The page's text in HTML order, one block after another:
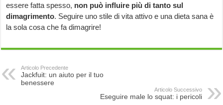
essere fatta spesso, non può influire più di tanto sul
dimagrimento. Seguire uno stile di vita attivo e una dieta sana è
la sola cosa che fa dimagrire!
Articolo Precedente
Jackfuit: un aiuto per il tuo
benessere
Articolo Successivo
Eseguire male lo squat: i pericoli